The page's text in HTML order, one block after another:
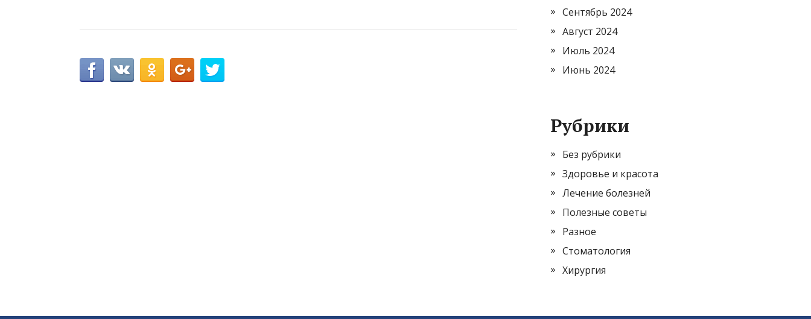
Сентябрь 2024
Август 2024
Июль 2024
Июнь 2024
Рубрики
Без рубрики
Здоровье и красота
Лечение болезней
Полезные советы
Разное
Стоматология
Хирургия